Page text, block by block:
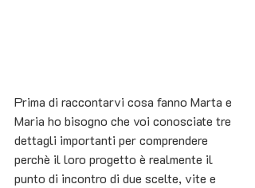
Prima di raccontarvi cosa fanno Marta e
Maria ho bisogno che voi conosciate tre
dettagli importanti per comprendere
perchè il loro progetto è realmente il
punto di incontro di due scelte, vite e